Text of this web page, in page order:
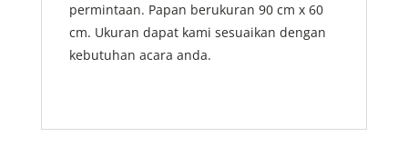
permintaan. Papan berukuran 90 cm x 60
cm. Ukuran dapat kami sesuaikan dengan
kebutuhan acara anda.